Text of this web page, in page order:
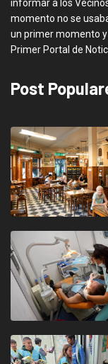
informar a los
momento no se
un primer momento
Primer Portal de
Post